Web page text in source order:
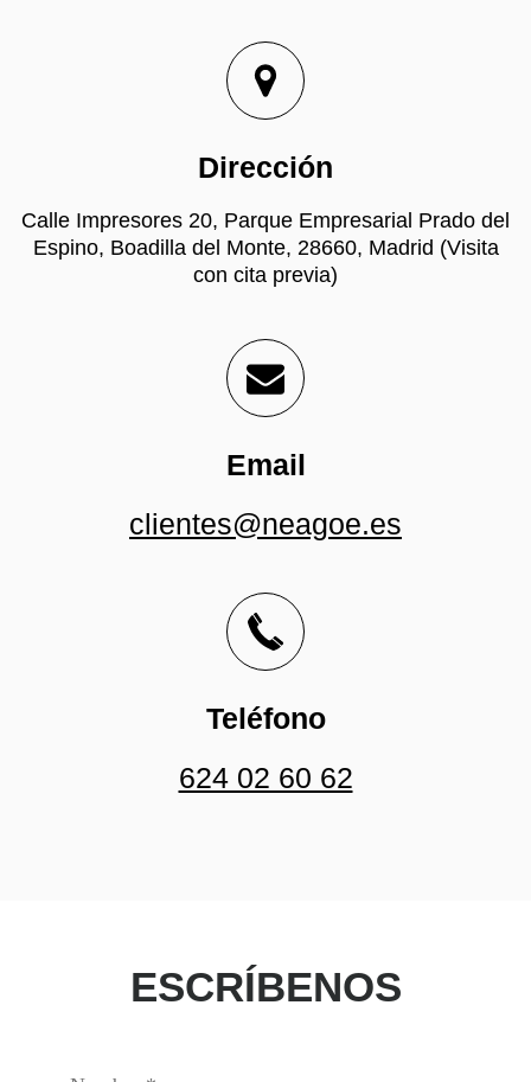
Dirección
Calle Impresores 20, Parque Empresarial Prado del
Espino, Boadilla del Monte, 28660, Madrid (Visita
con cita previa)
Email
clientes@neagoe.es
Teléfono
624 02 60 62
ESCRÍBENOS